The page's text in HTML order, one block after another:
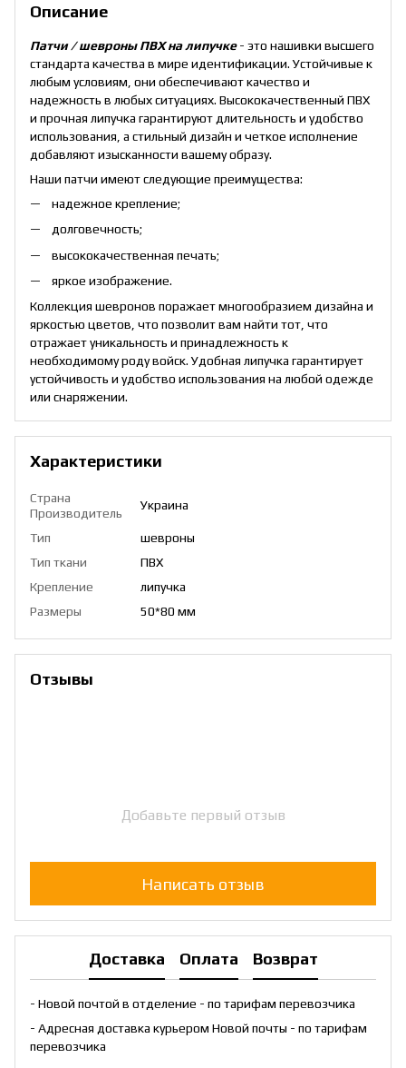
Описание
Патчи / шевроны ПВХ на липучке- это нашивки высшего
стандарта качества в мире идентификации. Устойчивые к
любым условиям, они обеспечивают качество и
надежность в любых ситуациях. Высококачественный ПВХ
и прочная липучка гарантируют длительность и удобство
использования, а стильный дизайн и четкое исполнение
добавляют изысканности вашему образу.
Наши патчи имеют следующие преимущества:
надежное крепление;
долговечность;
высококачественная печать;
яркое изображение.
Коллекция шевронов поражает многообразием дизайна и
яркостью цветов, что позволит вам найти тот, что
отражает уникальность и принадлежность к
необходимому роду войск. Удобная липучка гарантирует
устойчивость и удобство использования на любой одежде
или снаряжении.
Характеристики
Страна
Производитель
Украина
Тип
шевроны
Тип ткани
ПВХ
Крепление
липучка
Размеры
50*80 мм
Отзывы
Добавьте первый отзыв
Написать отзыв
Доставка Оплата Возврат
- Новой почтой в отделение - по тарифам перевозчика
- Адресная доставка курьером Новой почты - по тарифам
перевозчика